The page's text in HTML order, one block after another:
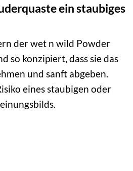
ein staubiges
der wet n wild Powder
so konzipiert, dass sie das
und sanft abgeben.
eines staubigen oder